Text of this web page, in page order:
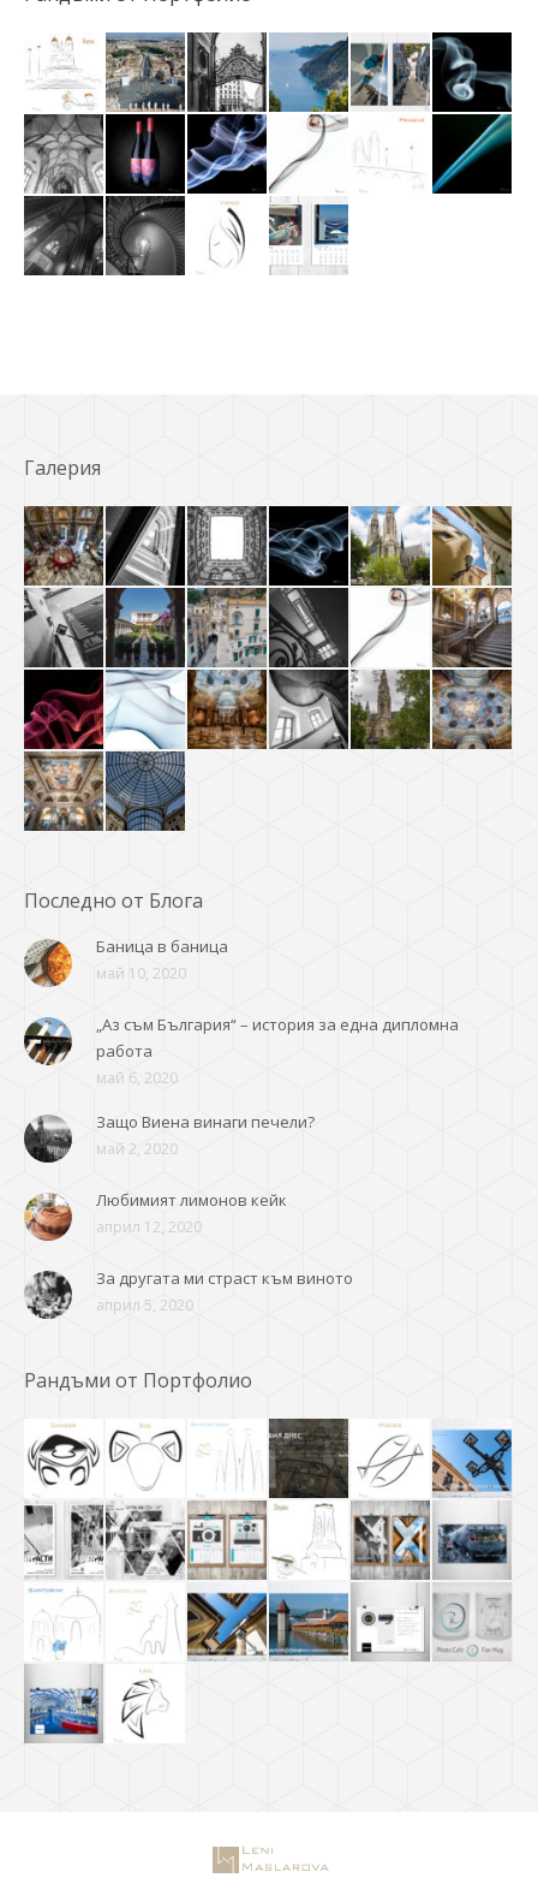
Галерия
Последно от Блога
Баница в баница
май 10, 2020
„Аз съм България“ – история за една дипломна
работа
май 6, 2020
Защо Виена винаги печели?
май 2, 2020
Любимият лимонов кейк
април 12, 2020
За другата ми страст към виното
април 5, 2020
Рандъми от Портфолио